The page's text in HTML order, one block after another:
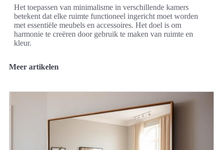
Het toepassen van minimalisme in verschillende kamers
betekent dat elke ruimte functioneel ingericht moet worden
met essentiële meubels en accessoires. Het doel is om
harmonie te creëren door gebruik te maken van ruimte en
kleur.
Meer artikelen